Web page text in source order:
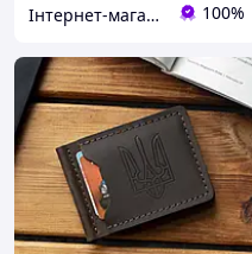
Інтернет-магазин "Allana" 100%